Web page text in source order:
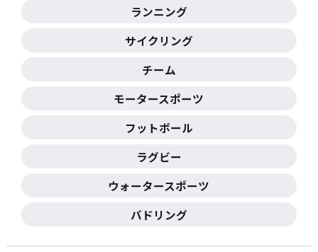
ランニング
サイクリング
チーム
モータースポーツ
フットボール
ラグビー
ウォータースポーツ
バドリング